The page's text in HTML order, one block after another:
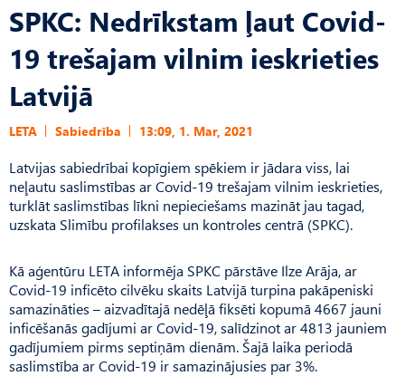
SPKC: Nedrīkstam ļaut Covid-
19 trešajam vilnim ieskrieties
Latvijā
LETA Sabiedrība 13:09, 1. Mar, 2021
Latvijas sabiedrībai kopīgiem spēkiem ir jādara viss, lai
neļautu saslimstības ar Covid-19 trešajam vilnim ieskrieties,
turklāt saslimstības līkni nepieciešams mazināt jau tagad,
uzskata Slimību profilakses un kontroles centrā (SPKC).
Kā aģentūru LETA informēja SPKC pārstāve Ilze Arāja, ar
Covid-19 inficēto cilvēku skaits Latvijā turpina pakāpeniski
samazināties – aizvadītajā nedēļā fiksēti kopumā 4667 jauni
inficēšanās gadījumi ar Covid-19, salīdzinot ar 4813 jauniem
gadījumiem pirms septiņām dienām. Šajā laika periodā
saslimstība ar Covid-19 ir samazinājusies par 3%.